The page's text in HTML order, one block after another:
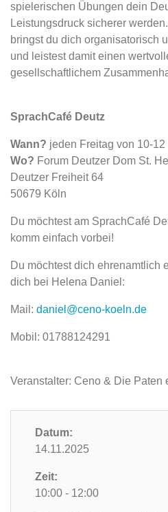
spielerischen Übungen dein
Leistungsdruck sicherer
bringst du dich organisatorisch
und leistest damit einen
gesellschaftlichem
SprachCafé Deutz
Wann? jeden Freitag von 10-12
Wo? Forum Deutzer Dom St.
Deutzer Freiheit 64
50679 Köln
Du möchtest am SprachCafé
komm einfach vorbei!
Du möchtest dich ehrenamtlich
dich bei Helena Daniel:
Mail: daniel@ceno-koeln.de
Mobil: 01788124291
Veranstalter: Ceno & Die Paten
Datum:
14.11.2025
Zeit:
10:00 - 12:00